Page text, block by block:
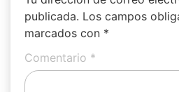
publicada. Los campos
marcados con *
Comentario *